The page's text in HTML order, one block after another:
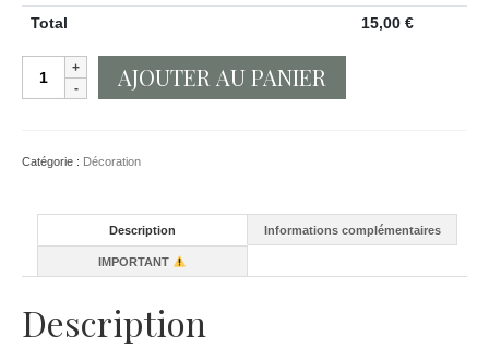
Total
15,00€
quantité
Décoration
en
AJOUTER AU PANIER
Catégorie : Décoration
Description Informations complémentaires
IMPORTANT
Description